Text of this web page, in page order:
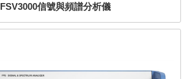
FSV3000信號與頻譜分析儀